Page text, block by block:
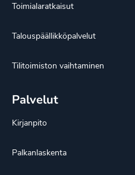
Toimialaratkaisut
Talouspäällikköpalvelut
Tilitoimiston vaihtaminen
Palvelut
Kirjanpito
Palkanlaskenta